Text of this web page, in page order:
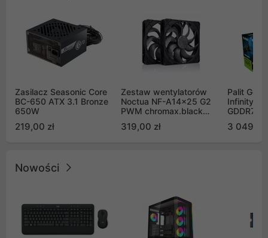
Zasilacz Seasonic Core
BC-650 ATX 3.1 Bronze
650W
219,00 zł
Zestaw wentylatorów
Noctua NF-A14x25 G2
PWM chromax.black
Push Pull (2szt)
319,00 zł
Palit
Infinity 3
GDDR7
GB2050S)
3 049,00
Nowości